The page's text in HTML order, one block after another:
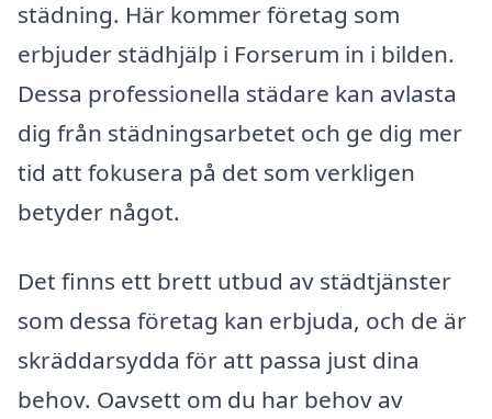
städning. Här kommer företag som
erbjuder städhjälp i Forserum in i bilden.
Dessa professionella städare kan avlasta
dig från städningsarbetet och ge dig mer
tid att fokusera på det som verkligen
betyder något.
Det finns ett brett utbud av städtjänster
som dessa företag kan erbjuda, och de är
skräddarsydda för att passa just dina
behov. Oavsett om du har behov av